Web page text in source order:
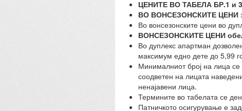
ЦЕНИТЕ ВО ТАБЕЛА БР.1 и
ВО ВОНСЕЗОНСКИТЕ ЦЕНИ
Во вонсезонските цени во
ВОНСЕЗОНСКИТЕ ЦЕНИ
Во дуплекс апартман
максимум едно дете до 5,99
Минималниот број на лица се
соодветен на лицата
ненајавени лица.
Термините во табелата се
Патничкото осигурување е